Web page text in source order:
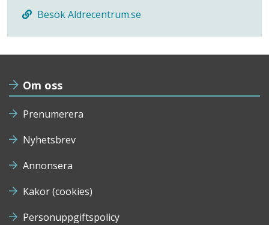
Besök Aldrecentrum.se
Om oss
Prenumerera
Nyhetsbrev
Annonsera
Kakor (cookies)
Personuppgiftspolicy